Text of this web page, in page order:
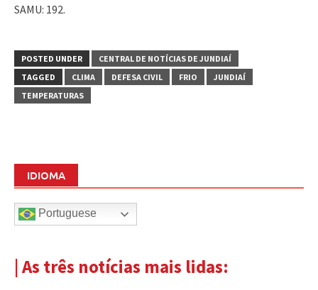
SAMU: 192.
POSTED UNDER
CENTRAL DE NOTÍCIAS DE JUNDIAÍ
TAGGED
CLIMA DEFESA CIVIL FRIO
JUNDIAÍ
TEMPERATURAS
IDIOMA
Portuguese
| As três notícias mais lidas: